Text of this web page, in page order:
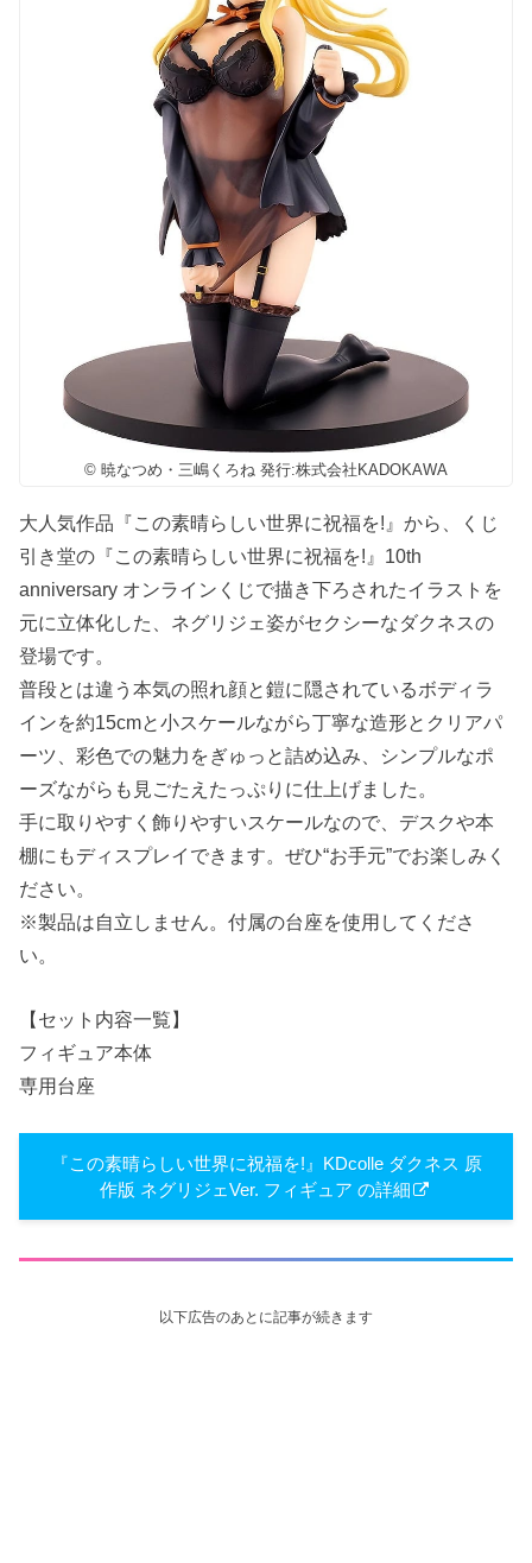
© 暁なつめ・三嶋くろね 発行:株式会社KADOKAWA
大人気作品『この素晴らしい世界に祝福を!』から、くじ
引き堂の『この素晴らしい世界に祝福を!』10th
anniversary オンラインくじで描き下ろされたイラストを
元に立体化した、ネグリジェ姿がセクシーなダクネスの
登場です。
普段とは違う本気の照れ顔と鎧に隠されているボディラ
インを約15cmと小スケールながら丁寧な造形とクリアパ
ーツ、彩色での魅力をぎゅっと詰め込み、シンプルなポ
ーズながらも見ごたえたっぷりに仕上げました。
手に取りやすく飾りやすいスケールなので、デスクや本
棚にもディスプレイできます。ぜひ“お手元”でお楽しみく
ださい。
※製品は自立しません。付属の台座を使用してくださ
い。
【セット内容一覧】
フィギュア本体
専用台座
『この素晴らしい世界に祝福を!』KDcolle ダクネス 原
作版 ネグリジェVer. フィギュア の詳細
以下広告のあとに記事が続きます